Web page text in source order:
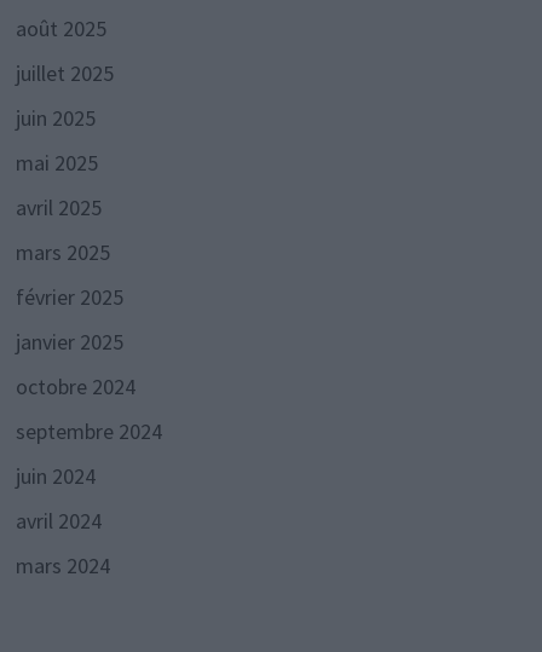
août 2025
juillet 2025
juin 2025
mai 2025
avril 2025
mars 2025
février 2025
janvier 2025
octobre 2024
septembre 2024
juin 2024
avril 2024
mars 2024